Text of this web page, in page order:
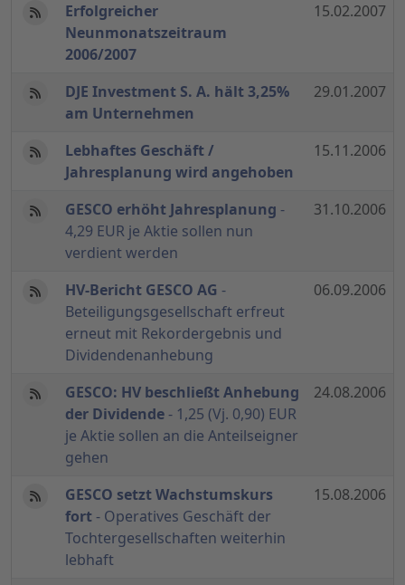
Erfolgreicher
Neunmonatszeitraum
2006/2007
15.02.2007
DJE Investment S. A. hält 3,25%
am Unternehmen
29.01.2007
Lebhaftes Geschäft /
Jahresplanung wird angehoben
15.11.2006
GESCO erhöht Jahresplanung -
4,29 EUR je Aktie sollen nun
verdient werden
31.10.2006
HV-Bericht GESCO AG -
Beteiligungsgesellschaft erfreut
erneut mit Rekordergebnis und
Dividendenanhebung
06.09.2006
GESCO: HV beschließt Anhebung
der Dividende - 1,25 (Vj. 0,90) EUR
je Aktie sollen an die Anteilseigner
gehen
24.08.2006
GESCO setzt Wachstumskurs
fort- Operatives Geschäft der
Tochtergesellschaften weiterhin
lebhaft
15.08.2006